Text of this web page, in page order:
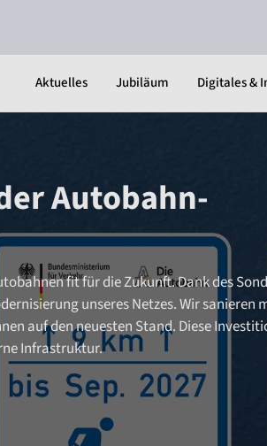
Aktuelles Jubiläum Digitales &
Autobahn-
fit für die Zukunft. Dank des
unseres Netzes. Wir sanieren
auf den neuesten Stand. Diese
Infrastruktur.